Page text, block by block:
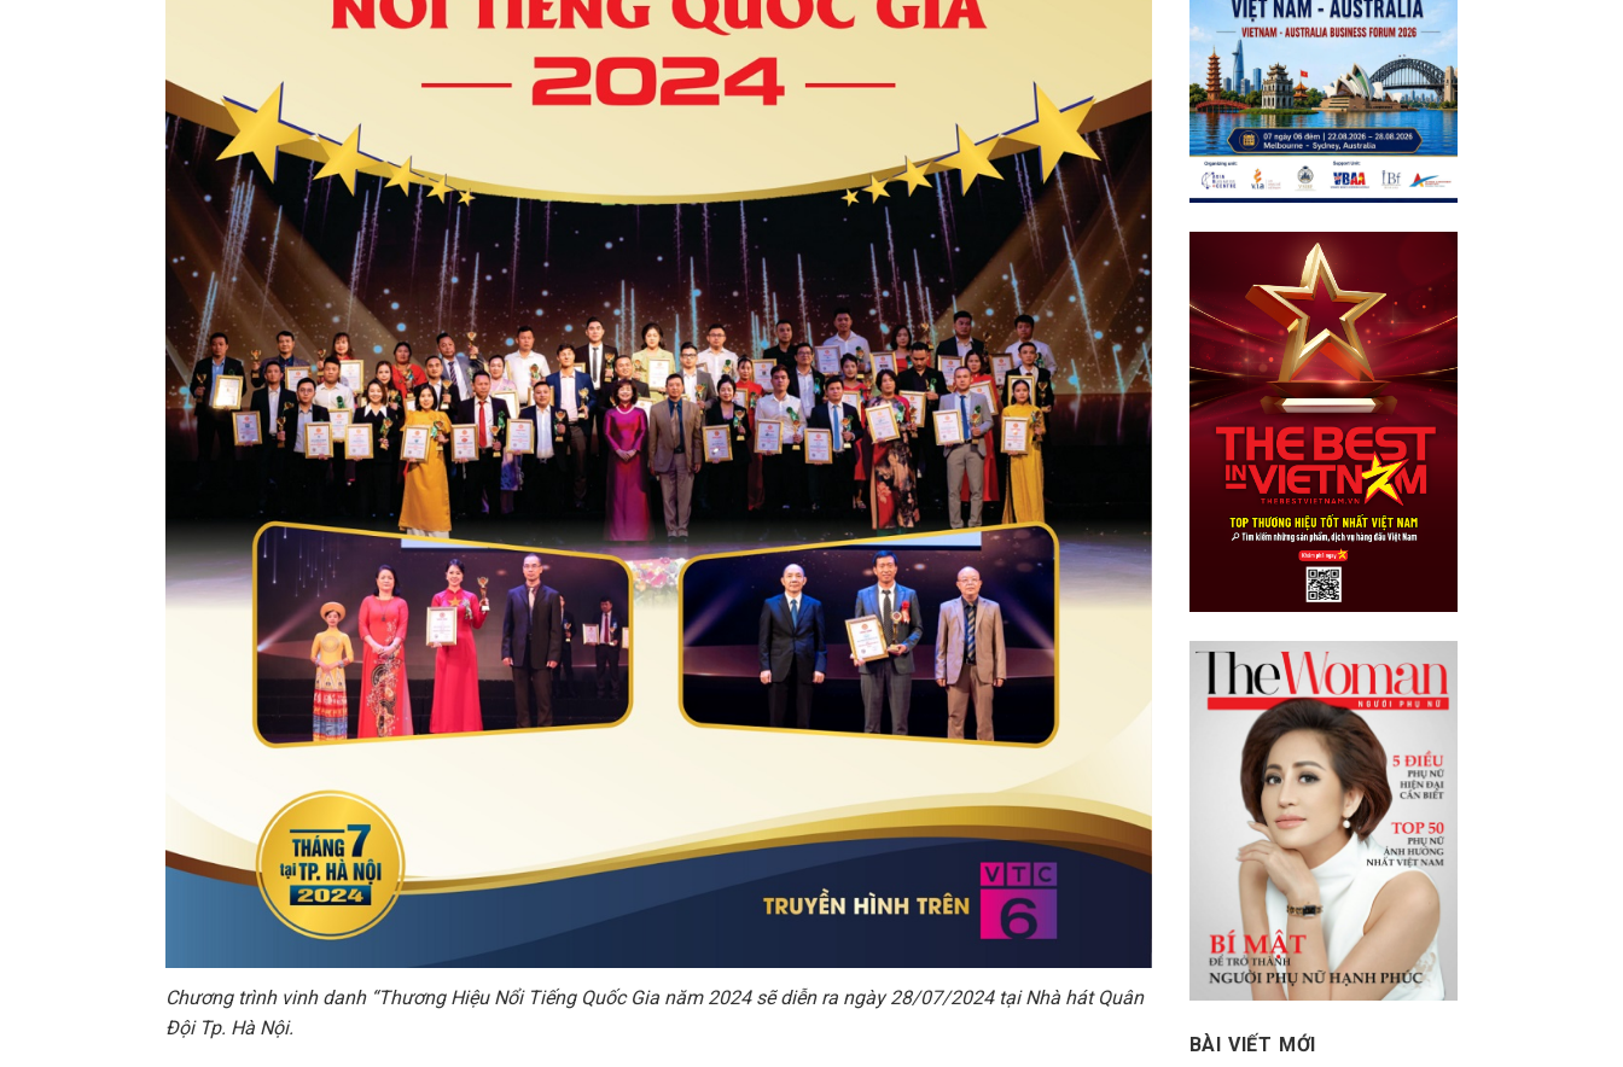
Chương trình vinh danh “Thương Hiệu Nổi Tiếng Quốc Gia năm 2024 sẽ diễn ra ngày 28/07/2024 tại Nhà hát Quân
Đội Tp. Hà Nội.
BÀI VIẾT MỚI